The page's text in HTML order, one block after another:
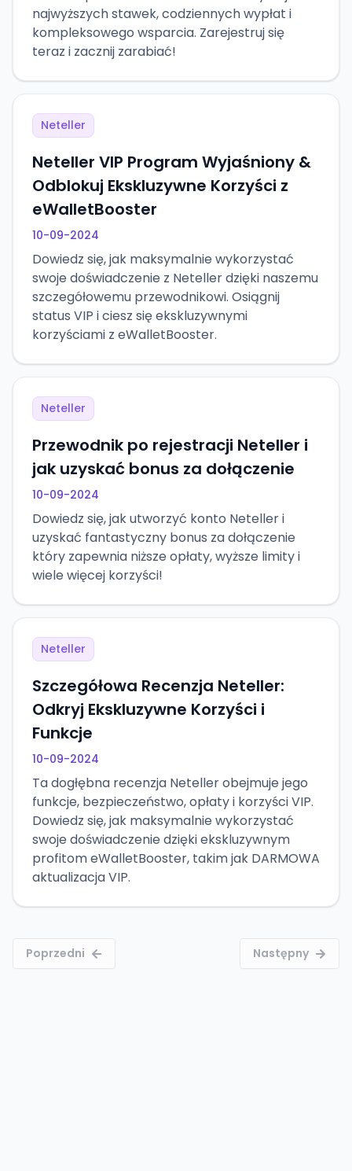
najwyższych stawek, codziennych wypłat i
kompleksowego wsparcia. Zarejestruj się
teraz i zacznij zarabiać!
Neteller
Neteller VIP Program Wyjaśniony &
Odblokuj Ekskluzywne Korzyści z
eWalletBooster
10-09-2024
Dowiedz się, jak maksymalnie wykorzystać
swoje doświadczenie z Neteller dzięki naszemu
szczegółowemu przewodnikowi. Osiągnij
status VIP i ciesz się ekskluzywnymi
korzyściami z eWalletBooster.
Neteller
Przewodnik po rejestracji Neteller i
jak uzyskać bonus za dołączenie
10-09-2024
Dowiedz się, jak utworzyć konto Neteller i
uzyskać fantastyczny bonus za dołączenie
który zapewnia niższe opłaty, wyższe limity i
wiele więcej korzyści!
Neteller
Szczegółowa Recenzja Neteller:
Odkryj Ekskluzywne Korzyści i
Funkcje
10-09-2024
Ta dogłębna recenzja Neteller obejmuje jego
funkcje, bezpieczeństwo, opłaty i korzyści VIP.
Dowiedz się, jak maksymalnie wykorzystać
swoje doświadczenie dzięki ekskluzywnym
profitom eWalletBooster, takim jak DARMOWA
aktualizacja VIP.
Poprzedni Następny